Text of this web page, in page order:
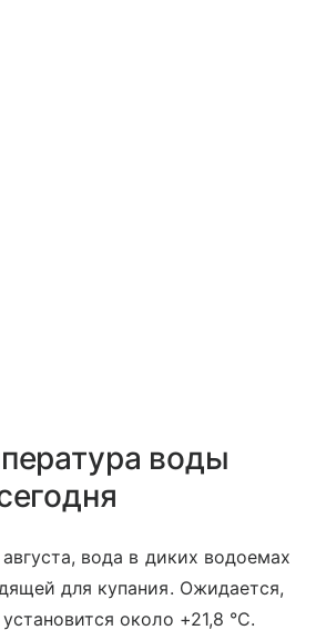
воды
вода в диких водоемах
для купания. Ожидается,
около +21,8 °C.